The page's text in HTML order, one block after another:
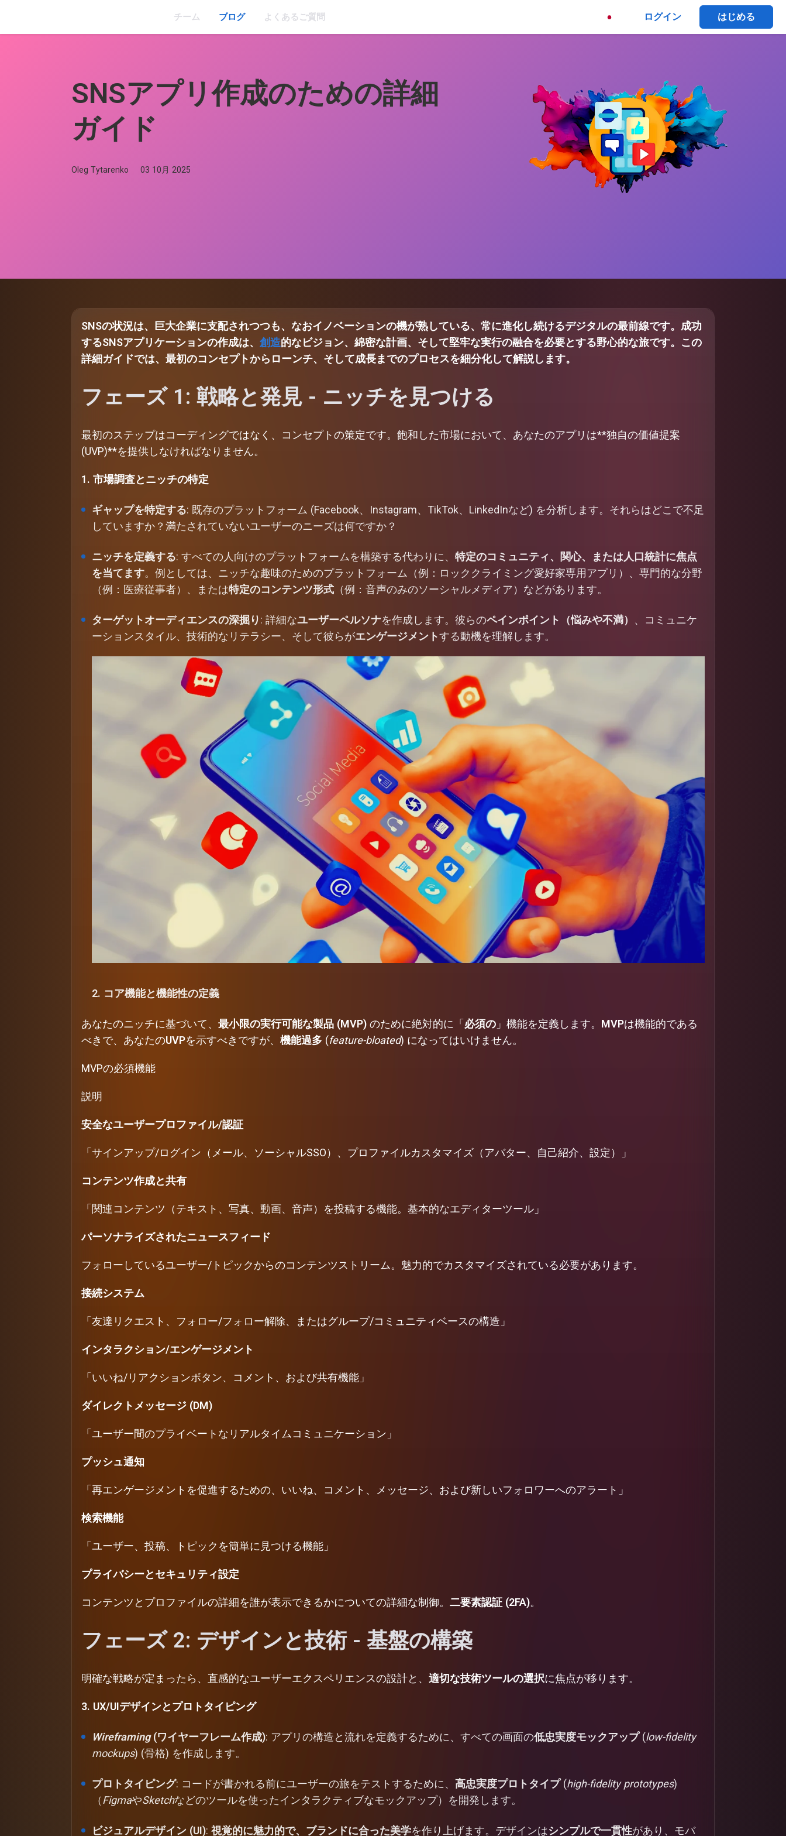
チーム ブログ よくあるご質問 ログイン はじめる
SNSアプリ作成のための詳細
ガイド
Oleg Tytarenko 03 10月 2025
SNSの状況は、巨大企業に支配されつつも、なおイノベーションの機が熟している、常に進化し続けるデジタルの最前線です。成功
するSNSアプリケーションの作成は、 創造的なビジョン、綿密な計画、そして堅牢な実行の融合を必要とする野心的な旅です。この
詳細ガイドでは、最初のコンセプトからローンチ、そして成長までのプロセスを細分化して解説します。
フェーズ 1: 戦略と発見 - ニッチを見つける
最初のステップはコーディングではなく、コンセプトの策定です。飽和した市場において、あなたのアプリは**独自の価値提案
(UVP)**を提供しなければなりません。
1. 市場調査とニッチの特定
ギャップを特定する: 既存のプラットフォーム (Facebook、Instagram、TikTok、LinkedInなど) を分析します。それらはどこで不足
していますか？満たされていないユーザーのニーズは何ですか？
ニッチを定義する: すべての人向けのプラットフォームを構築する代わりに、 特定のコミュニティ、関心、または人口統計に焦点
を当てます。例としては、ニッチな趣味のためのプラットフォーム（例：ロッククライミング愛好家専用アプリ）、専門的な分野
（例：医療従事者）、または特定のコンテンツ形式 （例：音声のみのソーシャルメディア）などがあります。
ターゲットオーディエンスの深掘り: 詳細なユーザーペルソナを作成します。彼らのペインポイント（悩みや不満） 、コミュニケ
ーションスタイル、技術的なリテラシー、そして彼らがエンゲージメントする動機を理解します。
2. コア機能と機能性の定義
あなたのニッチに基づいて、 最小限の実行可能な製品 (MVP) のために絶対的に「 必須の 」機能を定義します。 MVPは機能的である
べきで、あなたのUVPを示すべきですが、 機能過多 (feature-bloated) になってはいけません。
MVPの必須機能
説明
安全なユーザープロファイル/認証
「サインアップ/ログイン（メール、ソーシャルSSO）、プロファイルカスタマイズ（アバター、自己紹介、設定）」
コンテンツ作成と共有
「関連コンテンツ（テキスト、写真、動画、音声）を投稿する機能。基本的なエディターツール」
パーソナライズされたニュースフィード
フォローしているユーザー/トピックからのコンテンツストリーム。魅力的でカスタマイズされている必要があります。
接続システム
「友達リクエスト、フォロー/フォロー解除、またはグループ/コミュニティベースの構造」
インタラクション/エンゲージメント
「いいね/リアクションボタン、コメント、および共有機能」
ダイレクトメッセージ (DM)
「ユーザー間のプライベートなリアルタイムコミュニケーション」
プッシュ通知
「再エンゲージメントを促進するための、いいね、コメント、メッセージ、および新しいフォロワーへのアラート」
検索機能
「ユーザー、投稿、トピックを簡単に見つける機能」
プライバシーとセキュリティ設定
コンテンツとプロファイルの詳細を誰が表示できるかについての詳細な制御。 二要素認証 (2FA)。
フェーズ 2: デザインと技術 - 基盤の構築
明確な戦略が定まったら、直感的なユーザーエクスペリエンスの設計と、 適切な技術ツールの選択に焦点が移ります。
3. UX/UIデザインとプロトタイピング
Wireframing (ワイヤーフレーム作成): アプリの構造と流れを定義するために、すべての画面の低忠実度モックアップ(low-fidelity
mockups) (骨格) を作成します。
プロトタイピング: コードが書かれる前にユーザーの旅をテストするために、 高忠実度プロトタイプ(high-fidelity prototypes)
（FigmaやSketchなどのツールを使ったインタラクティブなモックアップ）を開発します。
ビジュアルデザイン (UI): 視覚的に魅力的で、ブランドに合った美学を作り上げます。デザインはシンプルで一貫性があり、モバ